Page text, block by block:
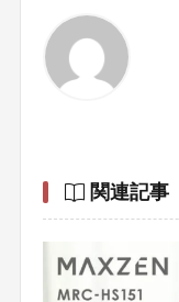
関連記事